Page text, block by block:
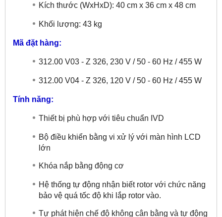
Kích thước (WxHxD): 40 cm x 36 cm x 48 cm
Khối lượng: 43 kg
Mã đặt hàng:
312.00 V03 - Z 326, 230 V / 50 - 60 Hz / 455 W
312.00 V04 - Z 326, 120 V / 50 - 60 Hz / 455 W
Tính năng:
Thiết bị phù hợp với tiêu chuẩn IVD
Bộ điều khiển bằng vi xử lý với màn hình LCD
lớn
Khóa nắp bằng động cơ
Hệ thống tự động nhận biết rotor với chức năng
bảo vệ quá tốc độ khi lắp rotor vào.
Tự phát hiện chế độ không cân bằng và tự động